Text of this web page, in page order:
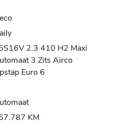
2.3 410 H2 Maxi
3 Zits Airco
Euro 6
KM